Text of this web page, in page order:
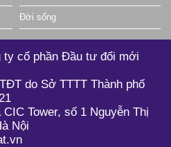
Đời sống
ty cổ phần Đầu tư đổi mới
do Sở TTTT Thành phố
Tower, số 1 Nguyễn Thị
Nội